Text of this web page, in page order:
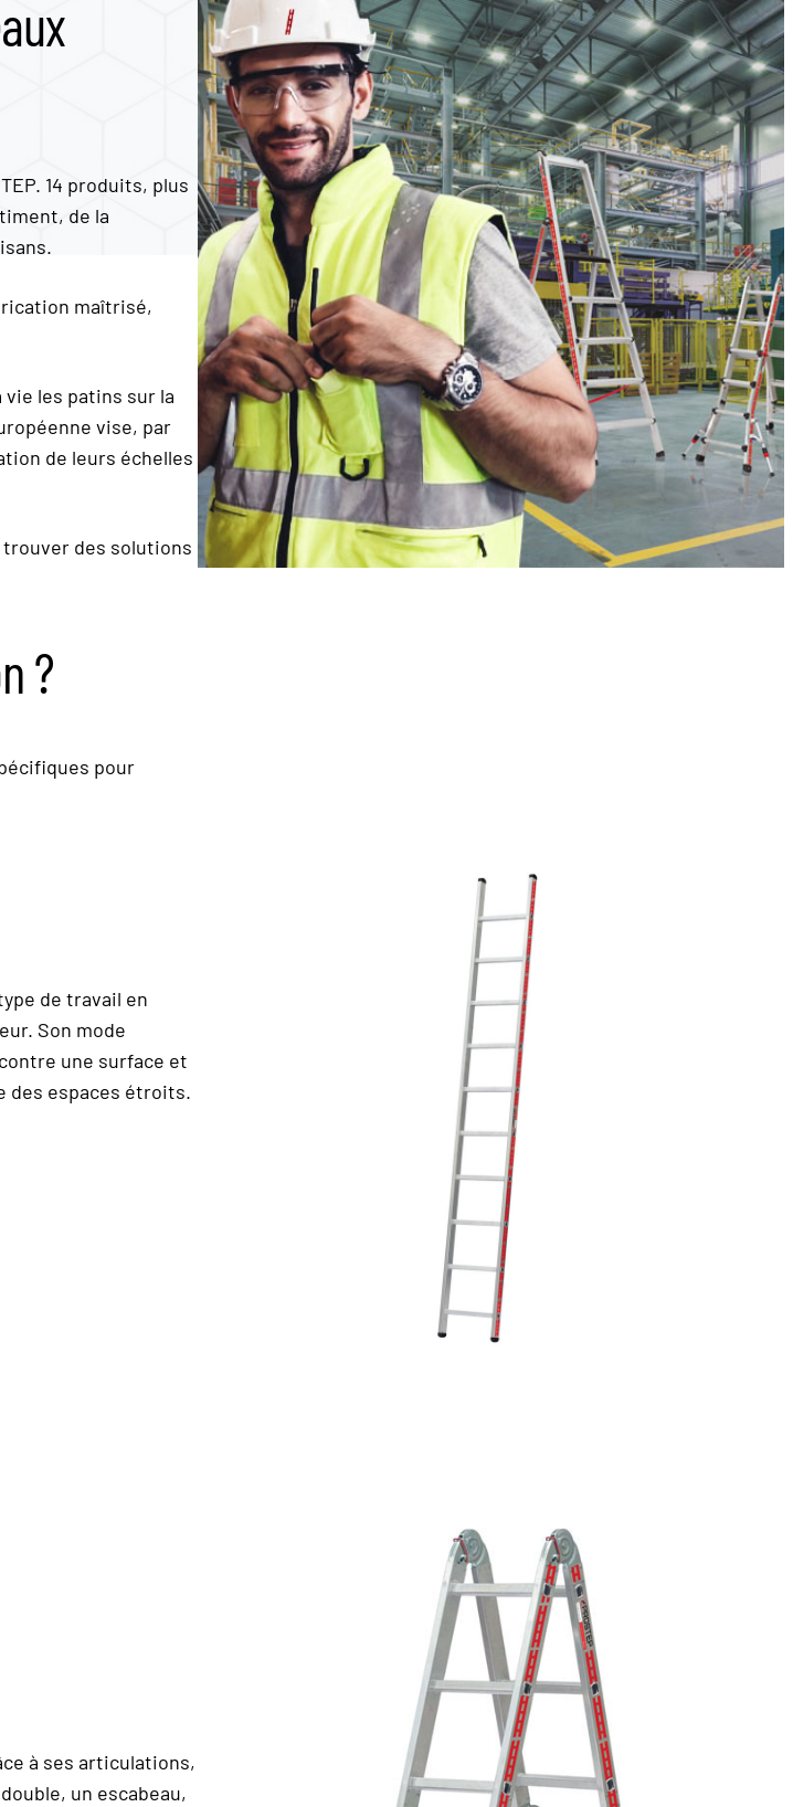
14 produits, plus
de la
maîtrisé,
les patins sur la
vise, par
de leurs échelles
trouver des solutions
?
pour
de travail en
Son mode
une surface et
des espaces étroits.
à ses articulations,
un escabeau,